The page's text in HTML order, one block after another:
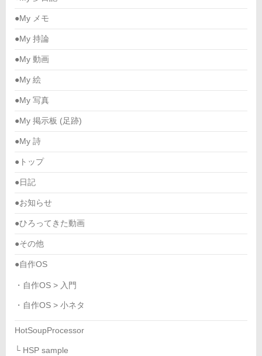
●My メモ
●My 持論
●My 動画
●My 絵
●My 写真
●My 掲示板 (足跡)
●My 詩
●トップ
●日記
●お知らせ
●ひろってきた動画
●その他
●自作OS
・自作OS > 入門
・自作OS > 小ネタ
HotSoupProcessor
└ HSP sample